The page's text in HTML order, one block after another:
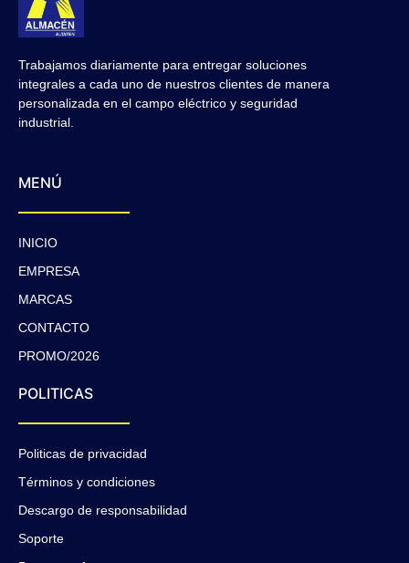
Trabajamos diariamente para entregar soluciones
integrales a cada uno de nuestros clientes de manera
personalizada en el campo eléctrico y seguridad
industrial.
MENÚ
INICIO
EMPRESA
MARCAS
CONTACTO
PROMO/2026
POLITICAS
Politicas de privacidad
Términos y condiciones
Descargo de responsabilidad
Soporte